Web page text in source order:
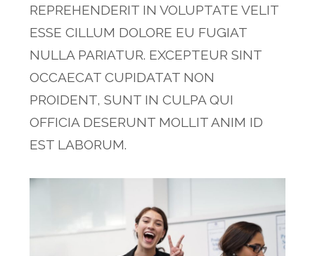
REPREHENDERIT IN VOLUPTATE VELIT
ESSE CILLUM DOLORE EU FUGIAT
NULLA PARIATUR. EXCEPTEUR SINT
OCCAECAT CUPIDATAT NON
PROIDENT, SUNT IN CULPA QUI
OFFICIA DESERUNT MOLLIT ANIM ID
EST LABORUM.